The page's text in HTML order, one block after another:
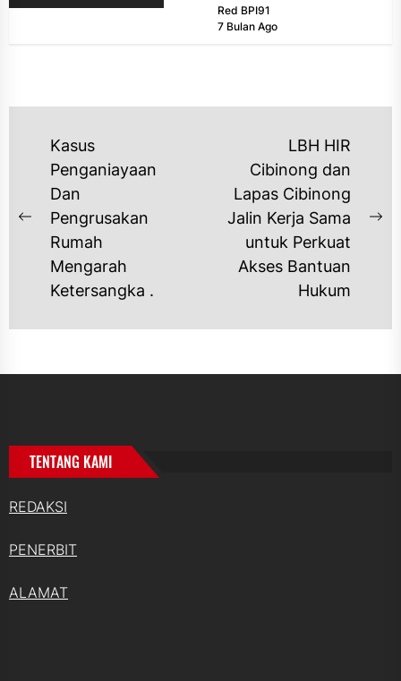
sekaligus...Red BPI91
7 Bulan Ago
NAVIGASI
POS
Previous
post:
Kasus
Penganiayaan
Dan
Pengrusakan
Rumah
Mengarah
Ketersangka .
LBH HIR
Cibinong dan
Lapas Cibinong
Jalin Kerja Sama
untuk Perkuat
Akses Bantuan
Hukum
TENTANG KAMI
REDAKSI
PENERBIT
ALAMAT